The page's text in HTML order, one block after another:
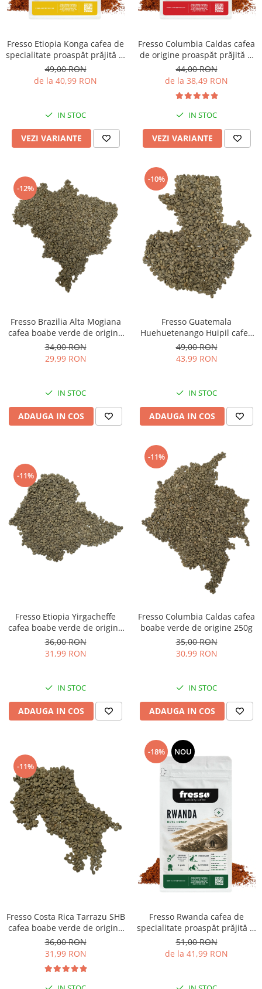
Fresso Etiopia Konga cafea de
specialitate proaspăt prăjită și
măcinată
49,00 RON
de la 40,99 RON
IN STOC
VEZI VARIANTE
Fresso Columbia Caldas cafea
de origine proaspăt prăjită și
măcinată
44,00 RON
de la 38,49 RON
IN STOC
VEZI VARIANTE
-12%
Fresso Brazilia Alta Mogiana
cafea boabe verde de origine
250g
34,00 RON
29,99 RON
IN STOC
ADAUGA IN COS
-10%
Fresso Guatemala
Huehuetenango Huipil cafea
boabe verde de origine 250g
49,00 RON
43,99 RON
IN STOC
ADAUGA IN COS
-11%
Fresso Etiopia Yirgacheffe
cafea boabe verde de origine
250g
36,00 RON
31,99 RON
IN STOC
ADAUGA IN COS
-11%
Fresso Columbia Caldas cafea
boabe verde de origine 250g
35,00 RON
30,99 RON
IN STOC
ADAUGA IN COS
-11%
Fresso Costa Rica Tarrazu SHB
cafea boabe verde de origine
250g
36,00 RON
31,99 RON
-18% NOU
Fresso Rwanda cafea de
specialitate proaspăt prăjită și
măcinată
51,00 RON
de la 41,99 RON